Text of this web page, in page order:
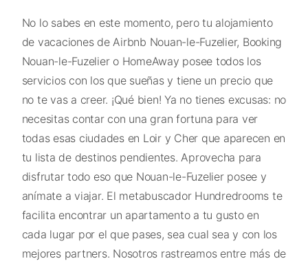
No lo sabes en este momento, pero tu alojamiento
de vacaciones de Airbnb Nouan-le-Fuzelier, Booking
Nouan-le-Fuzelier o HomeAway posee todos los
servicios con los que sueñas y tiene un precio que
no te vas a creer. ¡Qué bien! Ya no tienes excusas: no
necesitas contar con una gran fortuna para ver
todas esas ciudades en Loir y Cher que aparecen en
tu lista de destinos pendientes. Aprovecha para
disfrutar todo eso que Nouan-le-Fuzelier posee y
anímate a viajar. El metabuscador Hundredrooms te
facilita encontrar un apartamento a tu gusto en
cada lugar por el que pases, sea cual sea y con los
mejores partners. Nosotros rastreamos entre más de